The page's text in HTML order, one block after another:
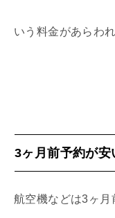
いう料金があらわ
3ヶ月前予約が安
航空機などは3ヶ月